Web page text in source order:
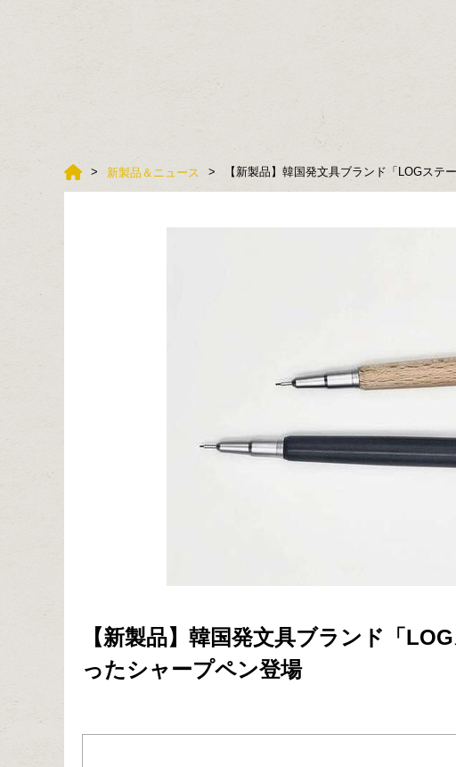
新製品＆ニュース 【新製品】韓国発文具ブランド「LOGス
【新製品】韓国発文具ブランド「
ったシャープペン登場